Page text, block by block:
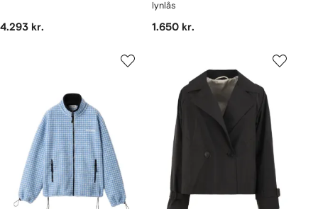
4.293 kr.
lynlås
1.650 kr.